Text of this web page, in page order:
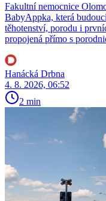
Fakultní nemocnice
BabyAppka, která
těhotenství, porodu i
propojená přímo s
Hanácká Drbna
4. 8. 2026, 06:52
2 min